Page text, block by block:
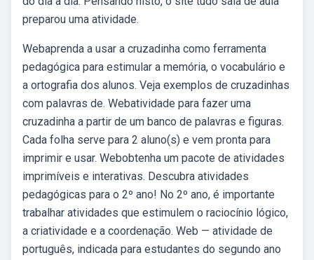
preparou uma atividade.
Webaprenda a usar a cruzadinha como ferramenta
pedagógica para estimular a memória, o vocabulário e
a ortografia dos alunos. Veja exemplos de cruzadinhas
com palavras de. Webatividade para fazer uma
cruzadinha a partir de um banco de palavras e figuras.
Cada folha serve para 2 aluno(s) e vem pronta para
imprimir e usar. Webobtenha um pacote de atividades
imprimíveis e interativas. Descubra atividades
pedagógicas para o 2º ano! No 2º ano, é importante
trabalhar atividades que estimulem o raciocínio lógico,
a criatividade e a coordenação. Web — atividade de
português, indicada para estudantes do segundo ano